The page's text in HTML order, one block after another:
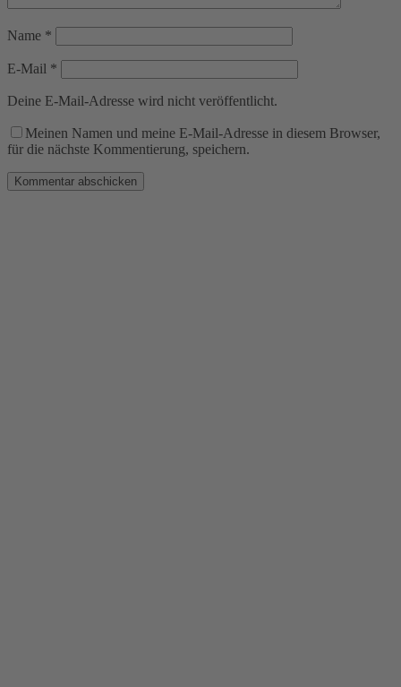
Name *
E-Mail *
Deine E-Mail-Adresse wird nicht veröffentlicht.
Meinen Namen und meine E-Mail-Adresse in diesem Browser,
für die nächste Kommentierung, speichern.